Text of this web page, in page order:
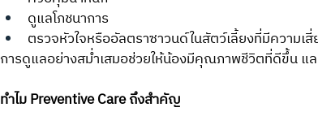
ดูแลโภชนาการ
ตรวจหัวใจหรืออัลตราซาวนด์ในสัตว์เลี้ยงที่มีความเสี่
การดูแลอย่างสม่ำเสมอช่วยให้น้องมีคุณภาพชีวิตที่ดีขึ้น แล
ทำไม Preventive Care ถึงสำคัญ